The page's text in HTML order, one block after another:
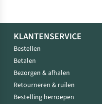
KLANTENSERVICE
Bestellen
Betalen
Bezorgen & afhalen
Retourneren & ruilen
Bestelling herroepen